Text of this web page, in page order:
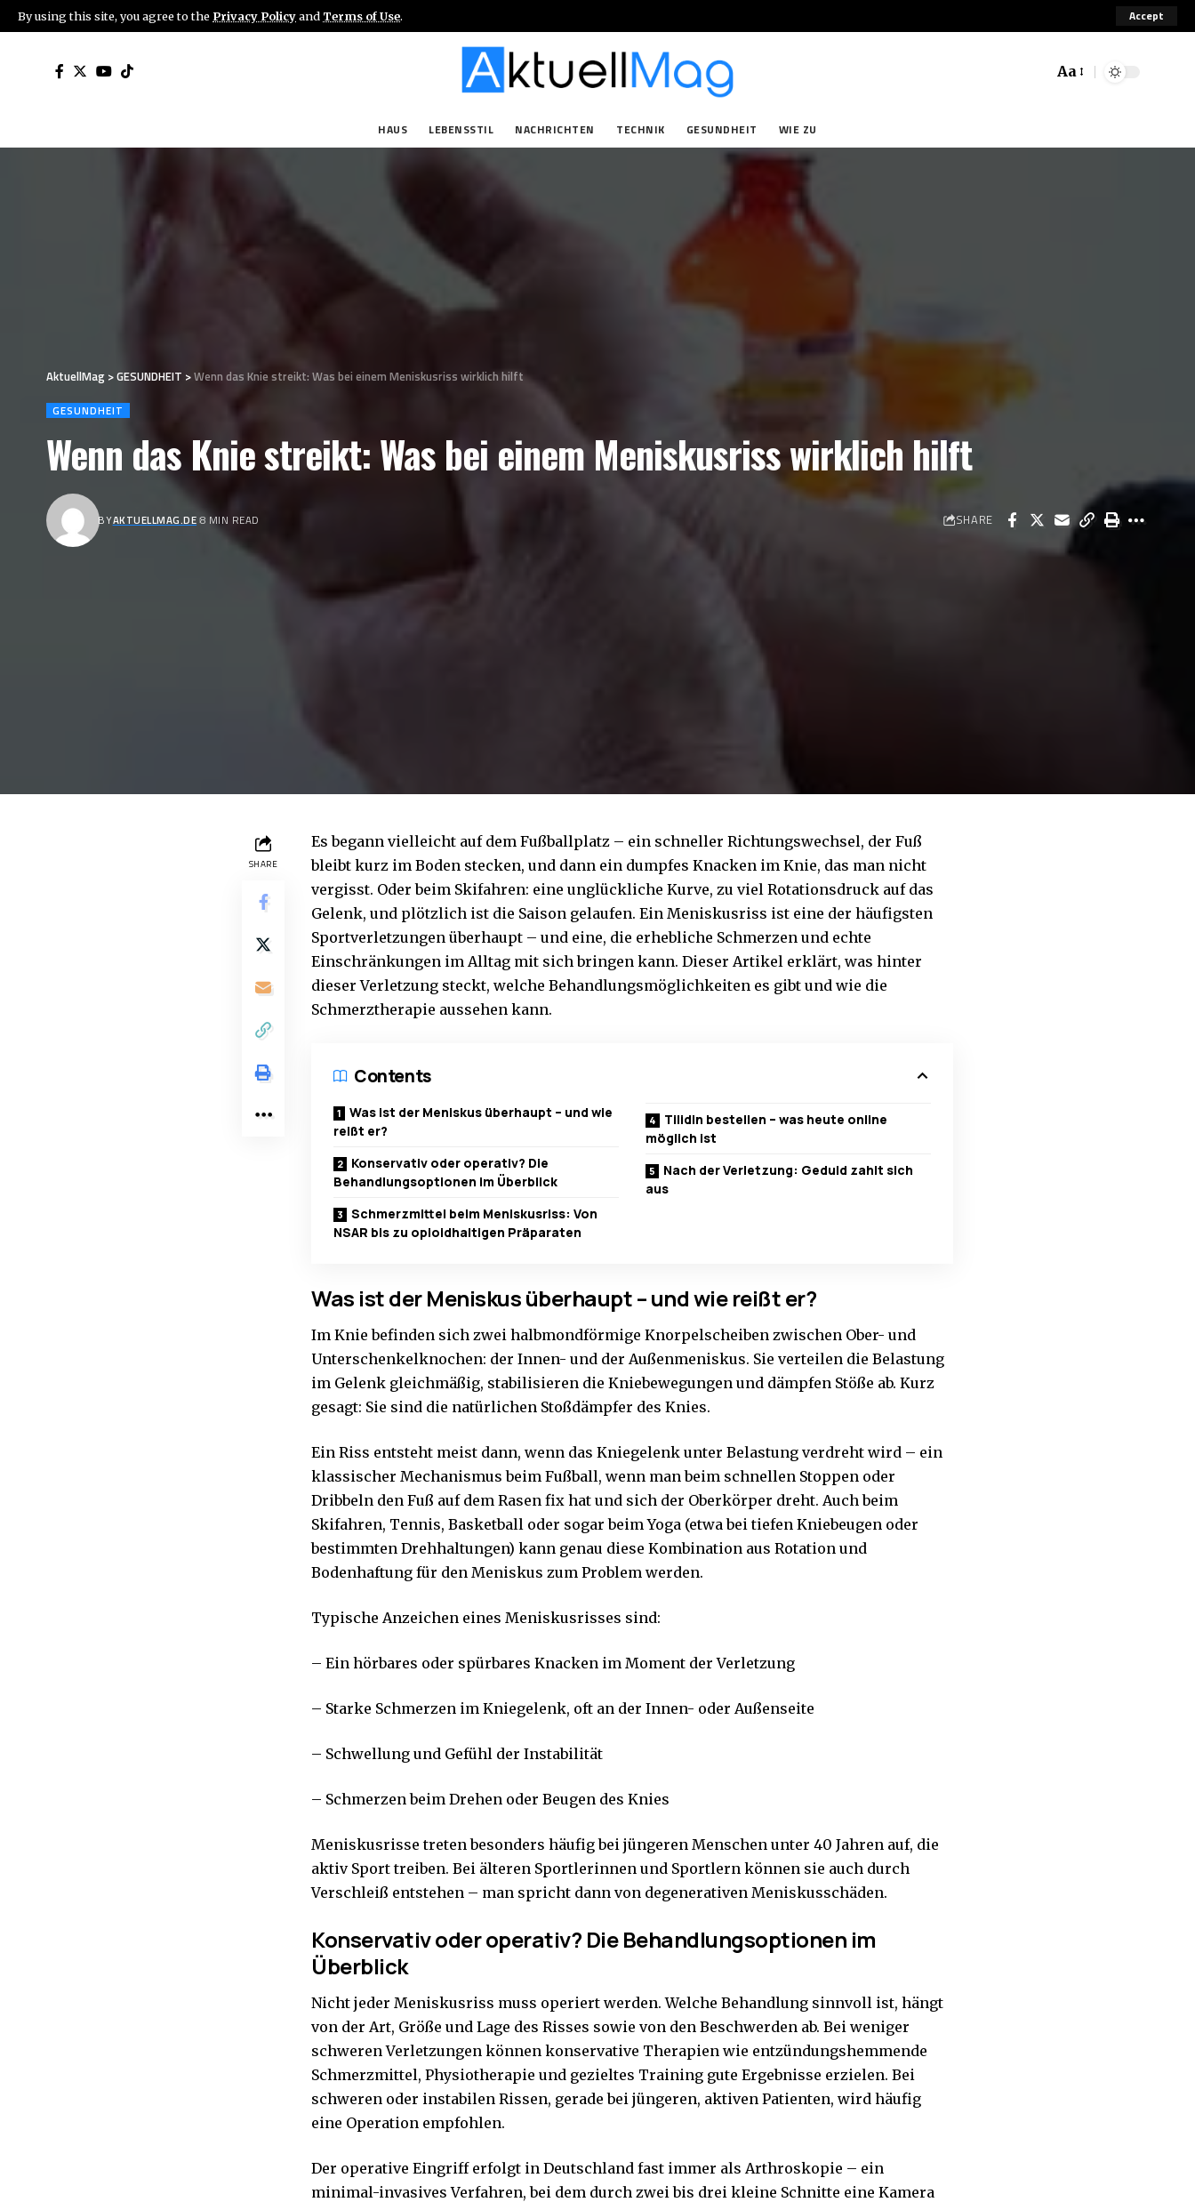
By using this site, you agree to the Privacy Policyand Terms of Use. Accept
Aa
HAUS LEBENSSTIL NACHRICHTEN TECHNIK GESUNDHEIT WIE ZU
AktuellMag >GESUNDHEIT >Wenn das Knie streikt: Was bei einem Meniskusriss wirklich hilft
GESUNDHEIT
Wenn das Knie streikt: Was bei einem Meniskusriss wirklich hilft
BYAKTUELLMAG.DE 8 MIN READ SHARE
SHARE
Es begann vielleicht auf dem Fußballplatz – ein schneller Richtungswechsel, der Fuß
bleibt kurz im Boden stecken, und dann ein dumpfes Knacken im Knie, das man nicht
vergisst. Oder beim Skifahren: eine unglückliche Kurve, zu viel Rotationsdruck auf das
Gelenk, und plötzlich ist die Saison gelaufen. Ein Meniskusriss ist eine der häufigsten
Sportverletzungen überhaupt – und eine, die erhebliche Schmerzen und echte
Einschränkungen im Alltag mit sich bringen kann. Dieser Artikel erklärt, was hinter
dieser Verletzung steckt, welche Behandlungsmöglichkeiten es gibt und wie die
Schmerztherapie aussehen kann.
Contents
Was ist der Meniskus überhaupt – und wie
reißt er?
Konservativ oder operativ? Die
Behandlungsoptionen im Überblick
Schmerzmittel beim Meniskusriss: Von
NSAR bis zu opioidhaltigen Präparaten
Tilidin bestellen – was heute online
möglich ist
Nach der Verletzung: Geduld zahlt sich
aus
Was ist der Meniskus überhaupt – und wie reißt er?
Im Knie befinden sich zwei halbmondförmige Knorpelscheiben zwischen Ober- und
Unterschenkelknochen: der Innen- und der Außenmeniskus. Sie verteilen die Belastung
im Gelenk gleichmäßig, stabilisieren die Kniebewegungen und dämpfen Stöße ab. Kurz
gesagt: Sie sind die natürlichen Stoßdämpfer des Knies.
Ein Riss entsteht meist dann, wenn das Kniegelenk unter Belastung verdreht wird – ein
klassischer Mechanismus beim Fußball, wenn man beim schnellen Stoppen oder
Dribbeln den Fuß auf dem Rasen fix hat und sich der Oberkörper dreht. Auch beim
Skifahren, Tennis, Basketball oder sogar beim Yoga (etwa bei tiefen Kniebeugen oder
bestimmten Drehhaltungen) kann genau diese Kombination aus Rotation und
Bodenhaftung für den Meniskus zum Problem werden.
Typische Anzeichen eines Meniskusrisses sind:
– Ein hörbares oder spürbares Knacken im Moment der Verletzung
– Starke Schmerzen im Kniegelenk, oft an der Innen- oder Außenseite
– Schwellung und Gefühl der Instabilität
– Schmerzen beim Drehen oder Beugen des Knies
Meniskusrisse treten besonders häufig bei jüngeren Menschen unter 40 Jahren auf, die
aktiv Sport treiben. Bei älteren Sportlerinnen und Sportlern können sie auch durch
Verschleiß entstehen – man spricht dann von degenerativen Meniskusschäden.
Konservativ oder operativ? Die Behandlungsoptionen im
Überblick
Nicht jeder Meniskusriss muss operiert werden. Welche Behandlung sinnvoll ist, hängt
von der Art, Größe und Lage des Risses sowie von den Beschwerden ab. Bei weniger
schweren Verletzungen können konservative Therapien wie entzündungshemmende
Schmerzmittel, Physiotherapie und gezieltes Training gute Ergebnisse erzielen. Bei
schweren oder instabilen Rissen, gerade bei jüngeren, aktiven Patienten, wird häufig
eine Operation empfohlen.
Der operative Eingriff erfolgt in Deutschland fast immer als Arthroskopie – ein
minimal-invasives Verfahren, bei dem durch zwei bis drei kleine Schnitte eine Kamera